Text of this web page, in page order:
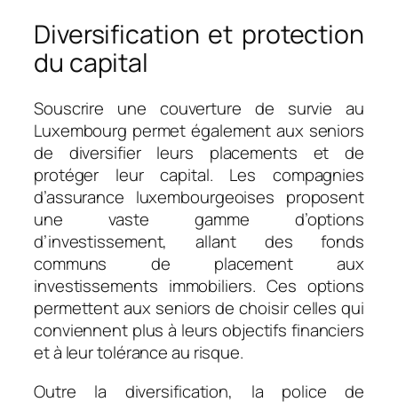
Diversification et protection
du capital
Souscrire une couverture de survie au
Luxembourg permet également aux seniors
de diversifier leurs placements et de
protéger leur capital. Les compagnies
d’assurance luxembourgeoises proposent
une vaste gamme d’options
d’investissement, allant des fonds
communs de placement aux
investissements immobiliers. Ces options
permettent aux seniors de choisir celles qui
conviennent plus à leurs objectifs financiers
et à leur tolérance au risque.
Outre la diversification, la police de